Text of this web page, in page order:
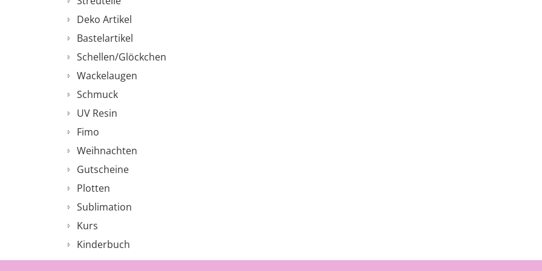
Deko Artikel
Bastelartikel
Schellen/Glöckchen
Wackelaugen
Schmuck
UV Resin
Fimo
Weihnachten
Gutscheine
Plotten
Sublimation
Kurs
Kinderbuch